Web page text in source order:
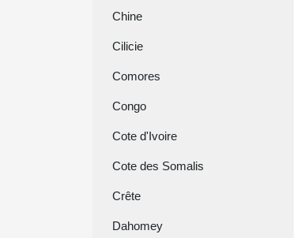
Chine
Cilicie
Comores
Congo
Cote d'Ivoire
Cote des Somalis
Crête
Dahomey